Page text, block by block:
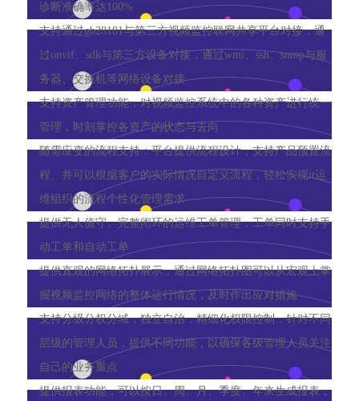
诊断准确率达100%
支持通过gb28181与第三方视频监控联网共享平台对接，通
过onvif、sdk与第三方设备对接，通过wmi、ssh、snmp与服
务器、交换机等网络设备对接
支持资产管理功能，对视频监控系统中的各种资产进行统一
管理，时刻掌控各资产的状态与去向
随需应变的流程支持：平台提供流程设计，支持产品预置流
程、并可以根据客户的实际情况自定义流程，轻松实现it运
维组织的流程个性化管理需求
提供无人值守、完整闭环的运维工单管理，工单同时支持手
动工单和自动工单
提供直观的网络拓扑展示，通过网络拓扑图可以从宏观上掌
握视频监控网络的整体运行情况，及时作出应对措施
支持分级分权分域，独立自治，精细化权限控制，针对不同
层级的管理人员，提供不同功能，以确保各级管理人员关注
自己的业务重点
提供报表功能，可以按日、周、月、季度、年来生成报表，